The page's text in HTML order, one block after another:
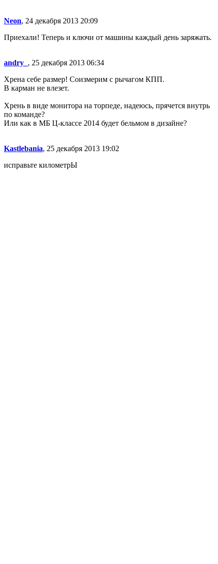
Neon, 24 декабря 2013 20:09
Приехали! Теперь и ключи от машины каждый день заряжать.
andry_ , 25 декабря 2013 06:34
Хрена себе размер! Соизмерим с рычагом КПП.
В карман не влезет.
Хрень в виде монитора на торпеде, надеюсь, прячется внутрь
по команде?
Или как в МБ Ц-классе 2014 будет бельмом в дизайне?
Kastlebania, 25 декабря 2013 19:02
исправьте километрЫ